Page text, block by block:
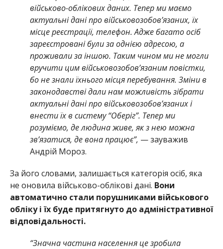
військово-облікових даних. Тепер ми маємо
актуальні дані про військовозобов’язаних, їх
місце реєстрації, телефон. Адже багато осіб
зареєстровані були за однією адресою, а
проживали за іншою. Таким чином ми не могли
вручити цим військовозобов’язаним повістки,
бо не знали їхнього місця перебування. Зміни в
законодавстві дали нам можливість зібрати
актуальні дані про військовозобов’язаних і
внести їх в систему “Оберіг”. Тепер ми
розуміємо, де людина живе, як з нею можна
зв’язатися, де вона працює”, — зауважив
Андрій Мороз.
За його словами, залишається категорія осіб, яка
не оновила військово-облікові дані. Вони
автоматично стали порушниками військового
обліку і їх буде притягнуто до адміністративної
відповідальності.
“Значна частина населення це зробила